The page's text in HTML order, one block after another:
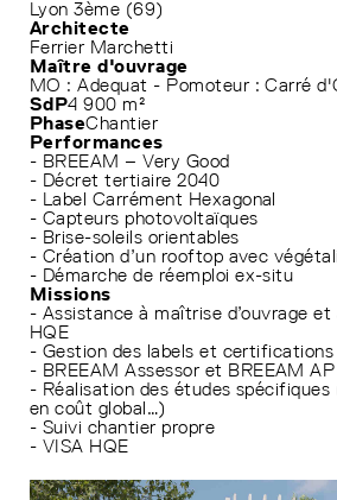
Lyon 3ème (69)
Architecte
Ferrier Marchetti
Maître d'ouvrage
MO : Adequat - Pomoteur : Carré
SdP4 900 m²
PhaseChantier
Performances
- BREEAM – Very Good
- Décret tertiaire 2040
- Label Carrément Hexagonal
- Capteurs photovoltaïques
- Brise-soleils orientables
- Création d’un rooftop avec
- Démarche de réemploi ex-situ
Missions
- Assistance à maîtrise d’ouvrage
HQE
- Gestion des labels et certifications
- BREEAM Assessor et BREEAM AP
- Réalisation des études spécifiques
en coût global…)
- Suivi chantier propre
- VISA HQE